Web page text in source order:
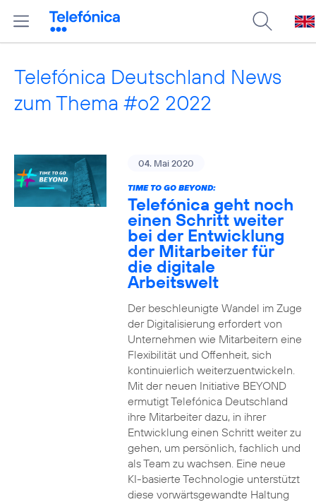
Telefónica Deutschland News
zum Thema #o2 2022
04. Mai 2020
TIME TO GO BEYOND:
Telefónica geht noch
einen Schritt weiter
bei der Entwicklung
der Mitarbeiter für
die digitale
Arbeitswelt
Der beschleunigte Wandel im Zuge
der Digitalisierung erfordert von
Unternehmen wie Mitarbeitern eine
Flexibilität und Offenheit, sich
kontinuierlich weiterzuentwickeln.
Mit der neuen Initiative BEYOND
ermutigt Telefónica Deutschland
ihre Mitarbeiter dazu, in ihrer
Entwicklung einen Schritt weiter zu
gehen, um persönlich, fachlich und
als Team zu wachsen. Eine neue
KI-basierte Technologie unterstützt
diese vorwärtsgewandte Haltung